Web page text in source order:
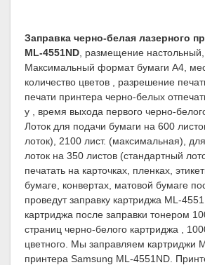
Заправка черно-белая лазерного
ML-4551ND , размещение настольный,
Максимальный формат бумаги A4,
количество цветов , разрешение
печати принтера черно-белых
у , время выхода первого черно-
Лоток для подачи бумаги на 600
лоток), 2100 лист. (максимальная),
лоток на 350 листов (стандартный
печатать на карточках, пленках,
бумаге, конвертах, матовой бумаге
проведут заправку картриджа ML-
картриджа после заправки тонером
страниц черно-белого картриджа ,
цветного. Мы заправляем картриджи
принтера Samsung ML-4551ND.